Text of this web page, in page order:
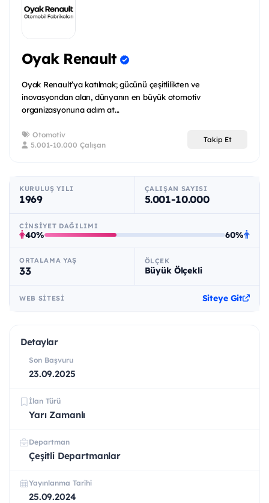
Oyak Renault
Oyak Renault’ya katılmak; gücünü çeşitlilikten ve
inovasyondan alan, dünyanın en büyük otomotiv
organizasyonuna adım at...
Otomotiv
5.001-10.000 Çalışan
Takip Et
KURULUŞ YILI
1969
ÇALIŞAN SAYISI
5.001-10.000
CINSIYET DAĞILIMI
40% 60%
ORTALAMA YAŞ
33
ÖLÇEK
Büyük Ölçekli
WEB SITESI Siteye Git
Detaylar
Son Başvuru
23.09.2025
İlan Türü
Yarı Zamanlı
Departman
Çeşitli Departmanlar
Yayınlanma Tarihi
25.09.2024